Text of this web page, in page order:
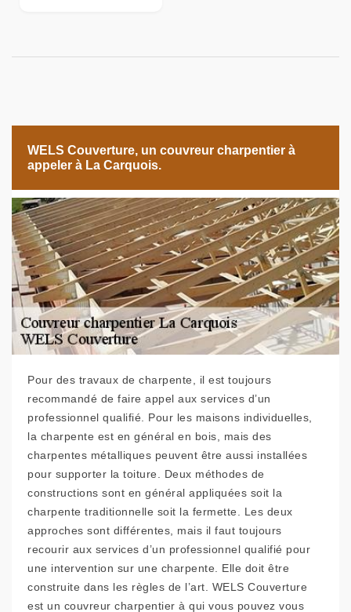
WELS Couverture, un couvreur charpentier à
appeler à La Carquois.
Pour des travaux de charpente, il est toujours
recommandé de faire appel aux services d’un
professionnel qualifié. Pour les maisons individuelles,
la charpente est en général en bois, mais des
charpentes métalliques peuvent être aussi installées
pour supporter la toiture. Deux méthodes de
constructions sont en général appliquées soit la
charpente traditionnelle soit la fermette. Les deux
approches sont différentes, mais il faut toujours
recourir aux services d’un professionnel qualifié pour
une intervention sur une charpente. Elle doit être
construite dans les règles de l’art. WELS Couverture
est un couvreur charpentier à qui vous pouvez vous